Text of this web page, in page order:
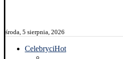
środa, 5 sierpnia, 2026
CelebryciHot